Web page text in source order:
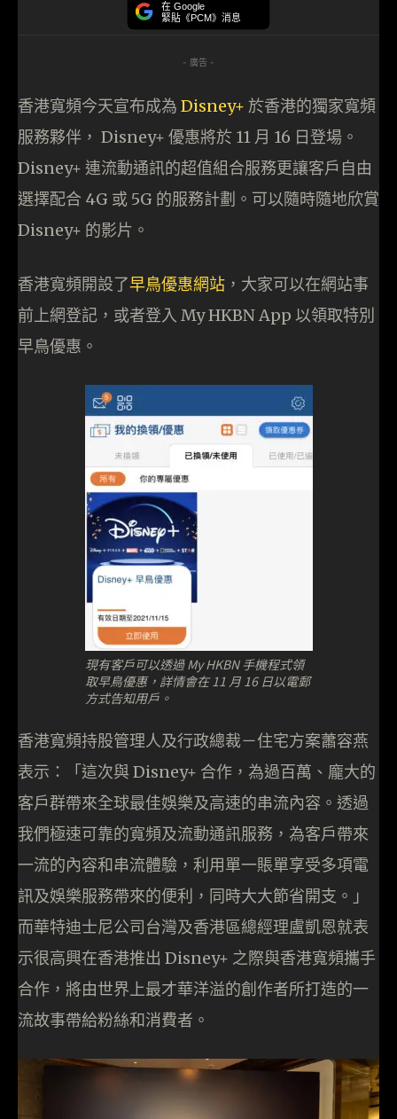
在 Google
緊貼《PCM》消息
- 廣告 -
香港寬頻今天宣布成為 Disney+ 於香港的獨家寬頻
服務夥伴， Disney+ 優惠將於 11 月 16 日登場。
Disney+ 連流動通訊的超值組合服務更讓客戶自由
選擇配合 4G 或 5G 的服務計劃。可以隨時隨地欣賞
Disney+ 的影片。
香港寬頻開設了早鳥優惠網站 ，大家可以在網站事
前上網登記，或者登入 My HKBN App 以領取特別
早鳥優惠。
現有客戶可以透過 My HKBN 手機程式領
取早鳥優惠，詳情會在 11 月 16 日以電郵
方式告知用戶。
香港寬頻持股管理人及行政總裁－住宅方案蕭容燕
表示：「這次與 Disney+ 合作，為過百萬、龐大的
客戶群帶來全球最佳娛樂及高速的串流內容。透過
我們極速可靠的寬頻及流動通訊服務，為客戶帶來
一流的內容和串流體驗，利用單一賬單享受多項電
訊及娛樂服務帶來的便利，同時大大節省開支。」
而華特迪士尼公司台灣及香港區總經理盧凱恩就表
示很高興在香港推出 Disney+ 之際與香港寬頻攜手
合作，將由世界上最才華洋溢的創作者所打造的一
流故事帶給粉絲和消費者。